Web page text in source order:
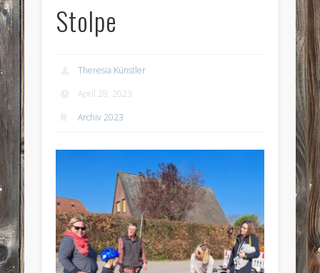
Stolpe
Theresia Künstler
April 28, 2023
Archiv 2023